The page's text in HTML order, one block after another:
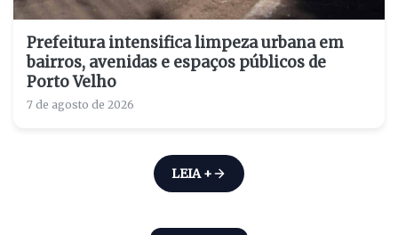
Prefeitura intensifica limpeza urbana em
bairros, avenidas e espaços públicos de
Porto Velho
7 de agosto de 2026
LEIA +